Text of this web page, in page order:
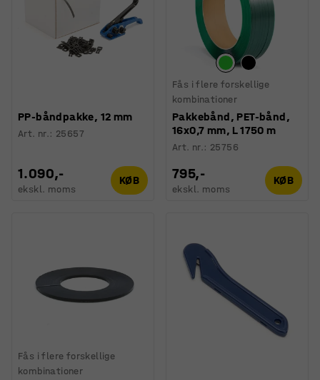
PP-båndpakke, 12 mm
Art. nr.: 25657
1.090,-
ekskl. moms
KØB
Fås i flere forskellige
kombinationer
Pakkebånd, PET-bånd,
16x0,7 mm, L 1750 m
Art. nr.: 25756
795,-
ekskl. moms
KØB
Fås i flere forskellige
kombinationer